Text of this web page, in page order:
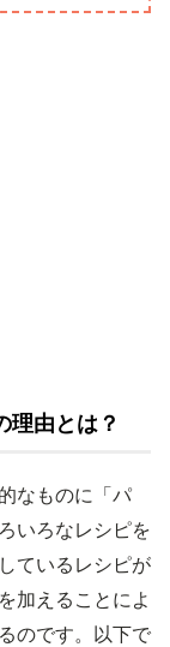
理由とは？
なものに「パ
いろなレシピを
ているレシピが
加えることによ
のです。以下で